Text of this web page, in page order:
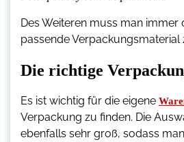
Des Weiteren muss man immer
passende Verpackungsmaterial
Die richtige
Es ist wichtig für die eigene
Verpackung zu finden. Die
ebenfalls sehr groß, sodass